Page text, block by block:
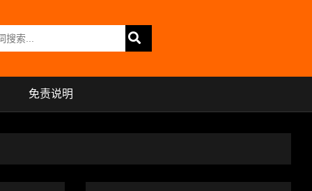
免责说明